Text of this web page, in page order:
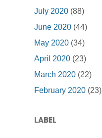
July 2020 (88)
June 2020 (44)
May 2020 (34)
April 2020 (23)
March 2020 (22)
February 2020 (23)
LABEL